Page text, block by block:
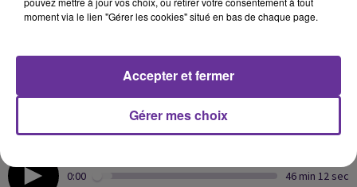
ELBOUCHE, PROFESSEUR DE PHYSIQUE CHIMIE ET
COLOMBES.
Et les témoignages de Aleya et Léon, tous deux
stagiaires à Radio Orient.
Emission préparée et présentée par Zouhour Zaazaa
0:00 46 min 12 sec
moment via le lien "Gérer les cookies" situé en bas de chaque page.
Gérer mes choix
Accepter et fermer